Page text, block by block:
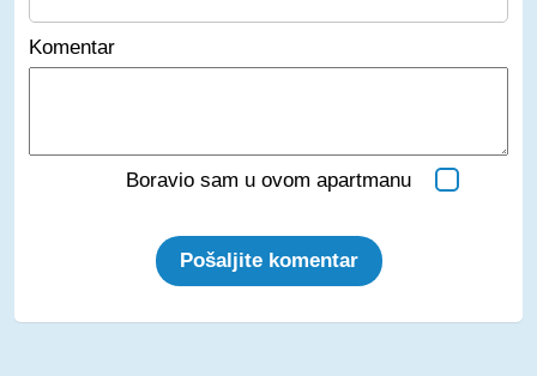
Komentar
Boravio sam u ovom apartmanu
Pošaljite komentar